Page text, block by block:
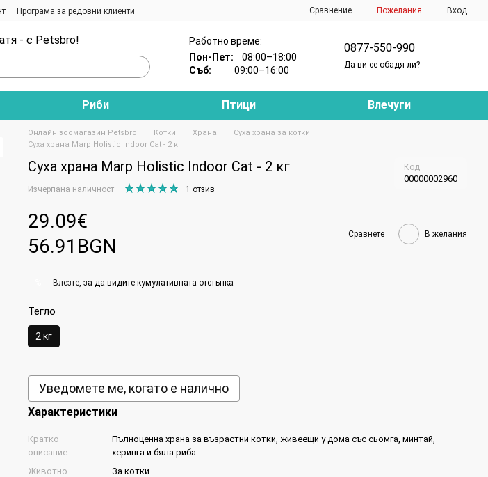
Програма за редовни клиенти
Сравнение Пожелания Вход
- с Petsbro!
Работно време:
Пон-Пет:08:00–18:00
Съб:09:00–16:00
0877-550-990
Да ви се обадя ли?
Риби Птици Влечуги
Онлайн зоомагазин Petsbro Котки Храна
Суха храна за котки
Суха храна Marp Holistic Indoor Cat - 2 кг
Суха храна Marp Holistic Indoor Cat - 2 кг Код
00000002960
Изчерпана наличност 1 отзив
29.09€
56.91BGN
Сравнете В желания
Влезте , за да видите кумулативната отстъпка
Тегло
2 кг
Уведомете ме, когато е налично
Характеристики
Кратко
описание
Пълноценна храна за възрастни котки, живеещи у дома със сьомга, минтай,
херинга и бяла риба
Животно
За котки